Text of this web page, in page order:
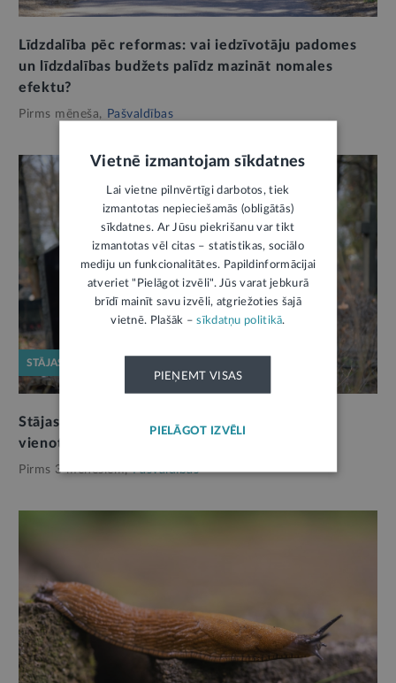
Līdzdalība pēc reformas: vai iedzīvotāju padomes
un līdzdalības budžets palīdz mazināt nomales
efektu?
Pirms mēneša, Pašvaldības
STĀJAS SPĒKĀ
Stājas spēkā jaunais Kapsētu likums: turpmāk
vienots regulējums visām pašvaldībām
Pirms 3 mēnešiem, Pašvaldības
Vietnē izmantojam sīkdatnes
Lai vietne pilnvērtīgi darbotos, tiek
izmantotas nepieciešamās (obligātās)
sīkdatnes. Ar Jūsu piekrišanu var tikt
izmantotas vēl citas – statistikas, sociālo
mediju un funkcionalitātes. Papildinformācijai
atveriet "Pielāgot izvēli". Jūs varat jebkurā
brīdī mainīt savu izvēli, atgriežoties šajā
vietnē. Plašāk –sīkdatņu politikā.
PIEŅEMT VISAS
PIELĀGOT IZVĒLI